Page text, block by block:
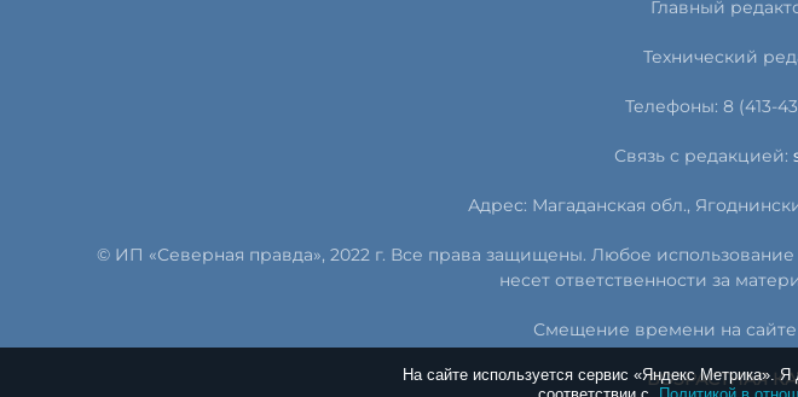
На сайте используется сервис «Яндекс Метрика».
Главный
Технический
Телефоны: 8 (413-
Связь с редакцией:
Адрес: Магаданская обл.,
© ИП «Северная правда», 2022 г. Все права защищены. Любое
несет ответственности за
Смещение времени на сайте
ВОЗРАСТНАЯ